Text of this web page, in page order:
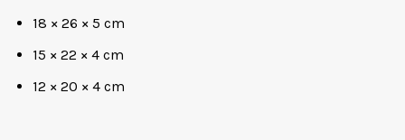
18 × 26 × 5 cm
15 × 22 × 4 cm
12 × 20 × 4 cm